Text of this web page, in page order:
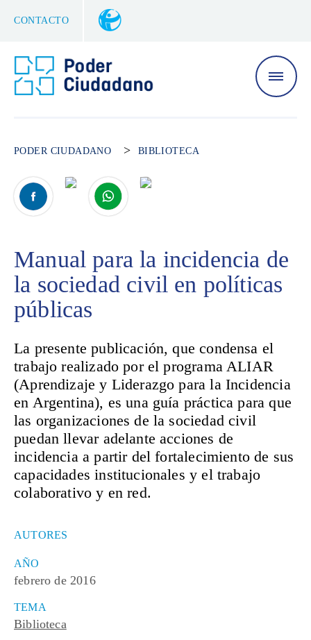
CONTACTO
PODER CIUDADANO > BIBLIOTECA
Manual para la incidencia de
la sociedad civil en políticas
públicas
La presente publicación, que condensa el
trabajo realizado por el programa ALIAR
(Aprendizaje y Liderazgo para la Incidencia
en Argentina), es una guía práctica para que
las organizaciones de la sociedad civil
puedan llevar adelante acciones de
incidencia a partir del fortalecimiento de sus
capacidades institucionales y el trabajo
colaborativo y en red.
AUTORES
AÑO
febrero de 2016
TEMA
Biblioteca